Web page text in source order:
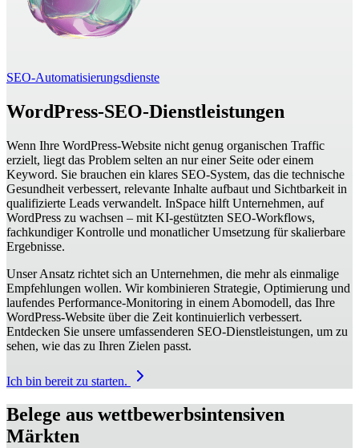
SEO-Automatisierungsdienste
WordPress-SEO-Dienstleistungen
Wenn Ihre WordPress-Website nicht genug organischen Traffic
erzielt, liegt das Problem selten an nur einer Seite oder einem
Keyword. Sie brauchen ein klares SEO‑System, das die technische
Gesundheit verbessert, relevante Inhalte aufbaut und Sichtbarkeit in
qualifizierte Leads verwandelt. InSpace hilft Unternehmen, auf
WordPress zu wachsen – mit KI‑gestützten SEO‑Workflows,
fachkundiger Kontrolle und monatlicher Umsetzung für skalierbare
Ergebnisse.
Unser Ansatz richtet sich an Unternehmen, die mehr als einmalige
Empfehlungen wollen. Wir kombinieren Strategie, Optimierung und
laufendes Performance‑Monitoring in einem Abomodell, das Ihre
WordPress‑Website über die Zeit kontinuierlich verbessert.
Entdecken Sie unsere umfassenderen SEO‑Dienstleistungen, um zu
sehen, wie das zu Ihren Zielen passt.
Ich bin bereit zu starten.
Belege aus wettbewerbsintensiven
Märkten